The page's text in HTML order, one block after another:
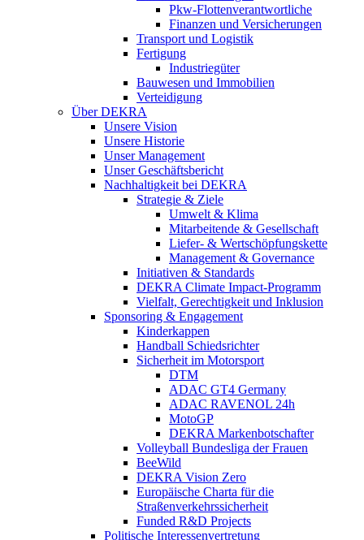
Pkw‑Flottenverantwortliche
Finanzen und Versicherungen
Transport und Logistik
Fertigung
Industriegüter
Bauwesen und Immobilien
Verteidigung
Über DEKRA
Unsere Vision
Unsere Historie
Unser Management
Unser Geschäftsbericht
Nachhaltigkeit bei DEKRA
Strategie & Ziele
Umwelt & Klima
Mitarbeitende & Gesellschaft
Liefer- & Wertschöpfungskette
Management & Governance
Initiativen & Standards
DEKRA Climate Impact-Programm
Vielfalt, Gerechtigkeit und Inklusion​
Sponsoring & Engagement
Kinderkappen
Handball Schiedsrichter
Sicherheit im Motorsport
DTM
ADAC GT4 Germany
ADAC RAVENOL 24h
MotoGP
DEKRA Markenbotschafter
Volleyball Bundesliga der Frauen
BeeWild
DEKRA Vision Zero
Europäische Charta für die
Straßenverkehrssicherheit
Funded R&D Projects
Politische Interessenvertretung